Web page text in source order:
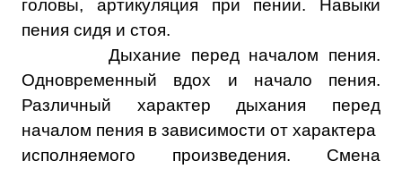
головы, артикуляция при пении. Навыки
пения сидя и стоя.
Дыхание перед началом пения.
Одновременный вдох и начало пения.
Различный характер дыхания перед
началом пения в зависимости от характера
исполняемого произведения. Смена